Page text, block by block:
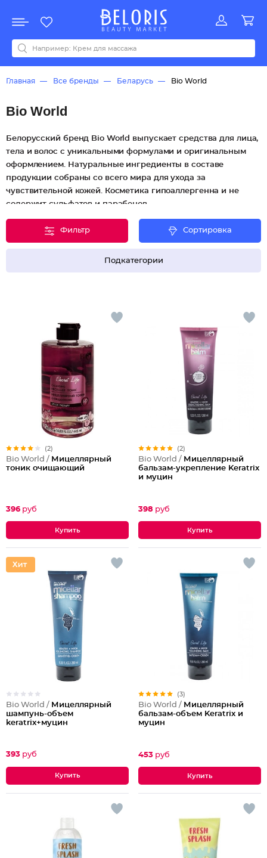
Акции
Все бренды
0-9ABCDEFGHIJKLMNOPQRSTUVWYZАБВДЗИМОКЛНПРСТУФ
Главная Все бренды Беларусь Bio World
Bio World
Белорусский бренд Bio World выпускает средства для лица,
тела и волос с уникальными формулами и оригинальным
оформлением. Натуральные ингредиенты в составе
продукции собраны со всего мира для ухода за
чувствительной кожей. Косметика гипоаллергенна и не
содержит сульфатов и парабенов.
Фильтр Сортировка
Подкатегории
(2)
Bio World / Мицеллярный
тоник очищающий
396 руб
(2)
Bio World / Мицеллярный
бальзам-укрепление Keratrix
и муцин
398 руб
Bio World / Мицеллярный
шампунь-объем
keratrix+муцин
393 руб
(3)
Bio World / Мицеллярный
бальзам-объем Keratrix и
муцин
453 руб